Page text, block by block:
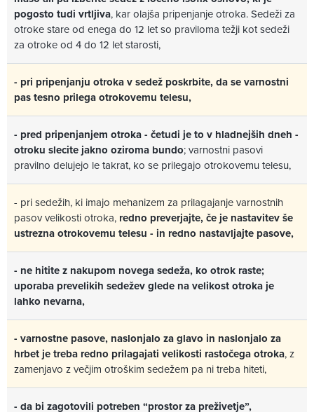
pogosto tudi vrtljiva, kar olajša pripenjanje otroka. Sedeži za
otroke stare od enega do 12 let so praviloma težji kot sedeži
za otroke od 4 do 12 let starosti,
- pri pripenjanju otroka v sedež poskrbite, da se varnostni
pas tesno prilega otrokovemu telesu,
- pred pripenjanjem otroka - četudi je to v hladnejših dneh -
otroku slecite jakno oziroma bundo; varnostni pasovi
pravilno delujejo le takrat, ko se prilegajo otrokovemu telesu,
- pri sedežih, ki imajo mehanizem za prilagajanje varnostnih
pasov velikosti otroka, redno preverjajte, če je nastavitev še
ustrezna otrokovemu telesu - in redno nastavljajte pasove,
- ne hitite z nakupom novega sedeža, ko otrok raste;
uporaba prevelikih sedežev glede na velikost otroka je
lahko nevarna,
- varnostne pasove, naslonjalo za glavo in naslonjalo za
hrbet je treba redno prilagajati velikosti rastočega otroka, z
zamenjavo z večjim otroškim sedežem pa ni treba hiteti,
- da bi zagotovili potreben “prostor za preživetje”,